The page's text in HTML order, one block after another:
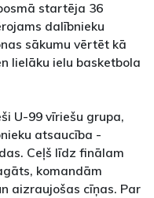
startēja 36
dalībnieku
sākumu vērtēt kā
lielāku ielu basketbola
U-99 vīriešu grupa,
atsaucība -
Ceļš līdz finālam
komandām
aizraujošas cīņas. Par